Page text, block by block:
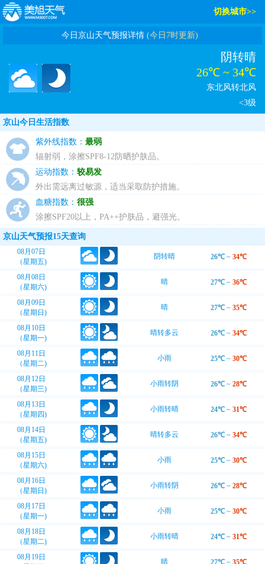
切换城市>>
今日京山天气预报详情(今日7时更新)
阴转晴
26℃ ~ 34℃
东北风转北风
<3级
京山今日生活指数
紫外线指数： 最弱
辐射弱，涂擦SPF8-12防晒护肤品。
运动指数： 较易发
外出需远离过敏源，适当采取防护措施。
血糖指数： 很强
涂擦SPF20以上，PA++护肤品，避强光。
京山天气预报15天查询
08月07日
（星期五)
阴转晴 26℃ ~ 34℃
08月08日
（星期六)
晴 27℃ ~ 36℃
08月09日
（星期日)
晴 27℃ ~ 35℃
08月10日
（星期一)
晴转多云 26℃ ~ 34℃
08月11日
（星期二)
小雨 25℃ ~ 30℃
08月12日
（星期三)
小雨转阴 26℃ ~ 28℃
08月13日
（星期四)
小雨转晴 24℃ ~ 31℃
08月14日
（星期五)
晴转多云 26℃ ~ 34℃
08月15日
（星期六)
小雨 25℃ ~ 30℃
08月16日
（星期日)
小雨转阴 26℃ ~ 28℃
08月17日
（星期一)
小雨 25℃ ~ 30℃
08月18日
（星期二)
小雨转晴 24℃ ~ 31℃
08月19日
晴 27℃ ~ 35℃